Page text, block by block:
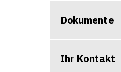
Dokumente
Ihr Kontakt